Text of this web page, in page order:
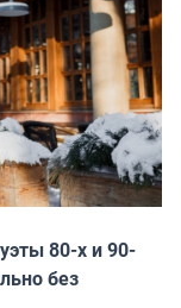
80-х и 90-
без